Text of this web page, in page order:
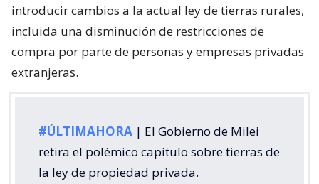
introducir cambios a la actual ley de tierras rurales,
incluida una disminución de restricciones de
compra por parte de personas y empresas privadas
extranjeras.
#ÚLTIMAHORA | El Gobierno de Milei
retira el polémico capítulo sobre tierras de
la ley de propiedad privada.